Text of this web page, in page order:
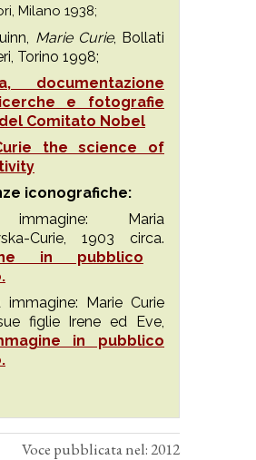
Milano 1938;
Marie Curie, Bollati
Torino 1998;
documentazione
e fotografie
Comitato Nobel
the science of
iconografiche:
immagine: Maria
Curie, 1903 circa.
in pubblico
immagine: Marie Curie
figlie Irene ed Eve,
in pubblico
Voce pubblicata nel: 2012